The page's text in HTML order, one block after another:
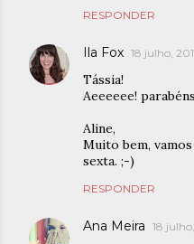
RESPONDER
Ila Fox 18 julho,
Tássia!
Aeeeeee!
Aline,
Muito bem,
sexta. ;-)
RESPONDER
Ana Meira 18